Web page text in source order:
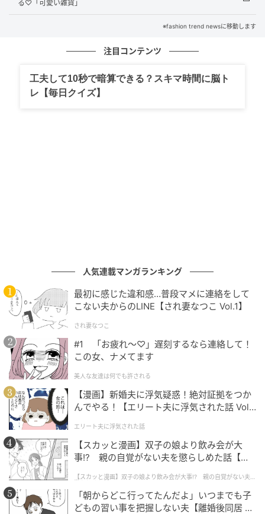
出典：Instagram
なって探すのにストレス……という人にぴったりなのが
す。@risa_.pianoさんによると「キーホルダー感覚で
付けられる」チャームタイプのリップケースで、さっ
writer：Yuri.A
元記事で読む
次の記事
【ユニクロのシャツ】がやっぱり使える♡ 周
りに褒められそう！「好印象コーデ」
の記事をもっとみる
る♡「可愛い雑貨」
※fashion trend newsに移動します
注目コンテンツ
工夫して10秒で暗算できる？スキマ時間に脳ト
レ【毎日クイズ】
人気連載マンガランキング
最初に感じた違和感…普段マメに連絡をして
こない夫からのLINE【され妻なつこ Vol.1】
され妻なつこ
#1 「お疲れ〜♡」遅刻するなら連絡して！
この女、ナメてます
美人な友達は何でも許される
【漫画】新婚夫に浮気疑惑！絶対証拠をつか
んでやる！【エリート夫に浮気された話 Vol.
エリート夫に浮気された話
【スカッと漫画】双子の娘より飲み会が大
事!? 親の自覚がない夫を懲らしめた話【第1
【スカッと漫画】双子の娘より飲み会が大事!? 親の自覚がない夫を
懲らしめた話
「朝からどこ行ってたんだよ」いつまでも子
どもの習い事を把握しない夫【離婚後同居 Vo